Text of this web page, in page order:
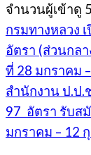
จำนวนผู้เข้าดู
กรมทางหลวง
อัตรา (ส่วนกล
ที่ 28 มกราคม
สำนักงาน ป.ป.
97 อัตรา รับส
มกราคม – 12